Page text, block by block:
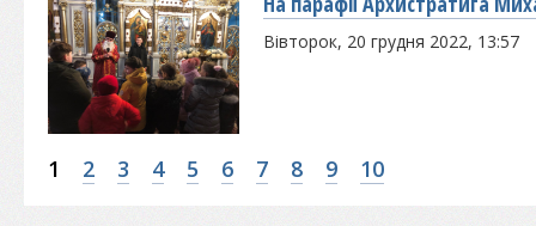
Вівторок, 20 грудня 2022, 13:57
1 2 3 4 5 6 7 8 9 10